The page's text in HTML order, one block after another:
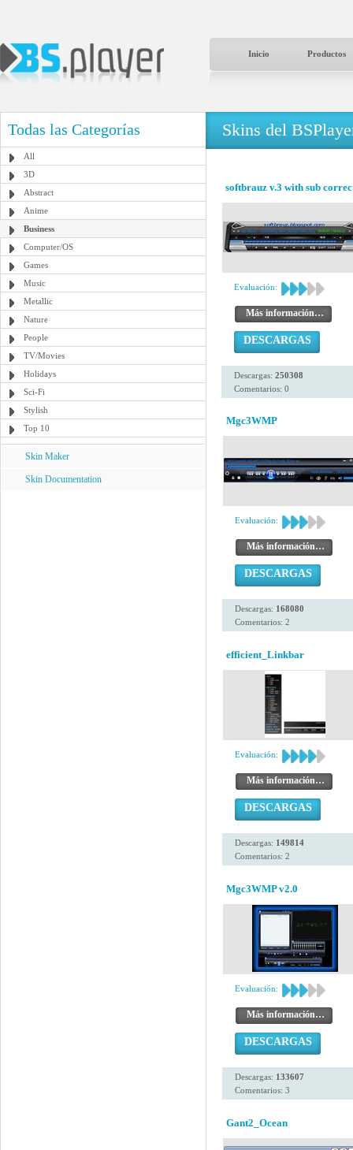
Inicio Productos
Todas las Categorías
All
3D
Abstract
Anime
Business
Computer/OS
Games
Music
Metallic
Nature
People
TV/Movies
Holidays
Sci-Fi
Stylish
Top 10
Skin Maker
Skin Documentation
Skins del
softbrauz v.3 with sub
Evaluación:
Más información…
DESCARGAS
Descargas: 250308
Comentarios: 0
Mgc3WMP
Evaluación:
Más información…
DESCARGAS
Descargas: 168080
Comentarios: 2
efficient_Linkbar
Evaluación:
Más información…
DESCARGAS
Descargas: 149814
Comentarios: 2
Mgc3WMP v2.0
Evaluación:
Más información…
DESCARGAS
Descargas: 133607
Comentarios: 3
Gant2_Ocean